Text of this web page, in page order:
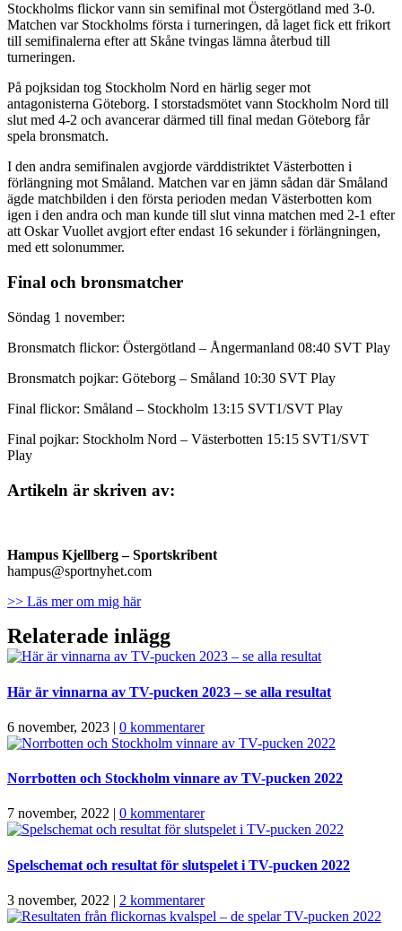
Stockholms flickor vann sin semifinal mot Östergötland med 3-0.
Matchen var Stockholms första i turneringen, då laget fick ett frikort
till semifinalerna efter att Skåne tvingas lämna återbud till
turneringen.
På pojksidan tog Stockholm Nord en härlig seger mot
antagonisterna Göteborg. I storstadsmötet vann Stockholm Nord till
slut med 4-2 och avancerar därmed till final medan Göteborg får
spela bronsmatch.
I den andra semifinalen avgjorde värddistriktet Västerbotten i
förlängning mot Småland. Matchen var en jämn sådan där Småland
ägde matchbilden i den första perioden medan Västerbotten kom
igen i den andra och man kunde till slut vinna matchen med 2-1 efter
att Oskar Vuollet avgjort efter endast 16 sekunder i förlängningen,
med ett solonummer.
Final och bronsmatcher
Söndag 1 november:
Bronsmatch flickor: Östergötland – Ångermanland 08:40 SVT Play
Bronsmatch pojkar: Göteborg – Småland 10:30 SVT Play
Final flickor: Småland – Stockholm 13:15 SVT1/SVT Play
Final pojkar: Stockholm Nord – Västerbotten 15:15 SVT1/SVT
Play
Artikeln är skriven av:
Hampus Kjellberg– Sportskribent
hampus@sportnyhet.com
>> Läs mer om mig här
Relaterade inlägg
Här är vinnarna av TV-pucken 2023 – se alla resultat
6 november, 2023 | 0 kommentarer
Norrbotten och Stockholm vinnare av TV-pucken 2022
7 november, 2022 | 0 kommentarer
Spelschemat och resultat för slutspelet i TV-pucken 2022
3 november, 2022 | 2 kommentarer